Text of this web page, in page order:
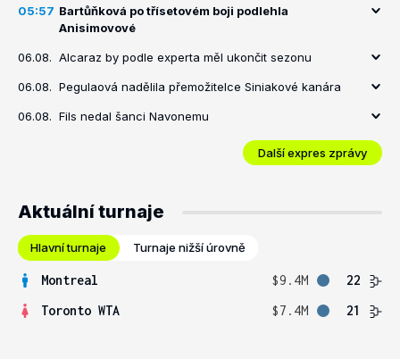
05:57 Bartůňková po třísetovém boji podlehla
Anisimovové
06.08. Alcaraz by podle experta měl ukončit sezonu
06.08. Pegulaová nadělila přemožitelce Siniakové kanára
06.08. Fils nedal šanci Navonemu
Další expres zprávy
Aktuální turnaje
Hlavní turnaje Turnaje nižší úrovně
Montreal $9.4M
22
Toronto WTA
$7.4M 21